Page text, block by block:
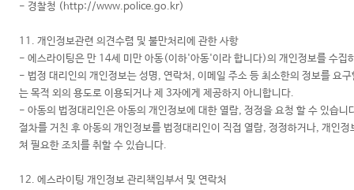
- 경찰청 (http://www.police.go.kr)
11. 개인정보관련 의견수렴 및 불만처리에 관한 사항
- 에스라이팅은 만 14세 미만 아동(이하'아동'이라 합니다)의 개인정보를 수집
- 법정 대리인의 개인정보는 성명, 연락처, 이메일 주소 등 최소한의 정보를 요
는 목적 외의 용도로 이용되거나 제 3자에게 제공하지 아니합니다.
- 아동의 법정대리인은 아동의 개인정보에 대한 열람, 정정을 요청 할 수 있습
절차를 거친 후 아동의 개인정보를 법정대리인이 직접 열람, 정정하거나, 개인
쳐 필요한 조치를 취할 수 있습니다.
12. 에스라이팅 개인정보 관리책임부서 및 연락처